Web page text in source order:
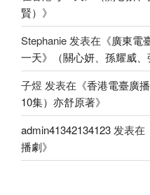
賢） 》
Stephanie 发表在《廣東電
一天》（關心妍、孫耀威、
子煜 发表在《香港電臺廣
10集）亦舒原著》
admin41342134123 发表在
播劇》